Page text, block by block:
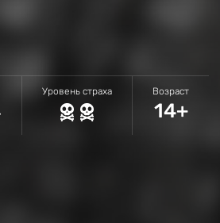
Уровень страха Возраст
14+